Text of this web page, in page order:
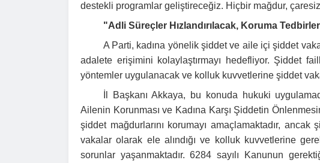
destekli programlar geliştireceğiz. Hiçbir mağdur, çaresiz
"Adli Süreçler Hızlandırılacak, Koruma
A Parti, kadına yönelik şiddet ve aile içi şiddet
adalete erişimini kolaylaştırmayı hedefliyor. Şiddet
yöntemler uygulanacak ve kolluk kuvvetlerine şiddet
İl Başkanı Akkaya, bu konuda hukuki
Ailenin Korunması ve Kadına Karşı Şiddetin
şiddet mağdurlarını korumayı amaçlamaktadır,
vakalar olarak ele alındığı ve kolluk kuvvetlerine
sorunlar yaşanmaktadır. 6284 sayılı Kanunun
Hasan Çelik
Şanlıurfa
Turhan Demir
2026-06-22 Aydındere